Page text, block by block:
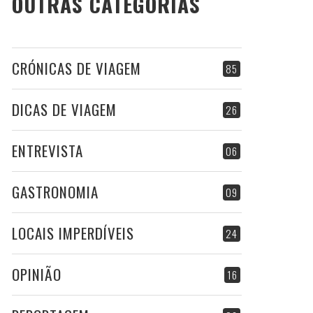
85
CRÓNICAS DE VIAGEM
26
DICAS DE VIAGEM
06
ENTREVISTA
09
GASTRONOMIA
24
LOCAIS IMPERDÍVEIS
16
OPINIÃO